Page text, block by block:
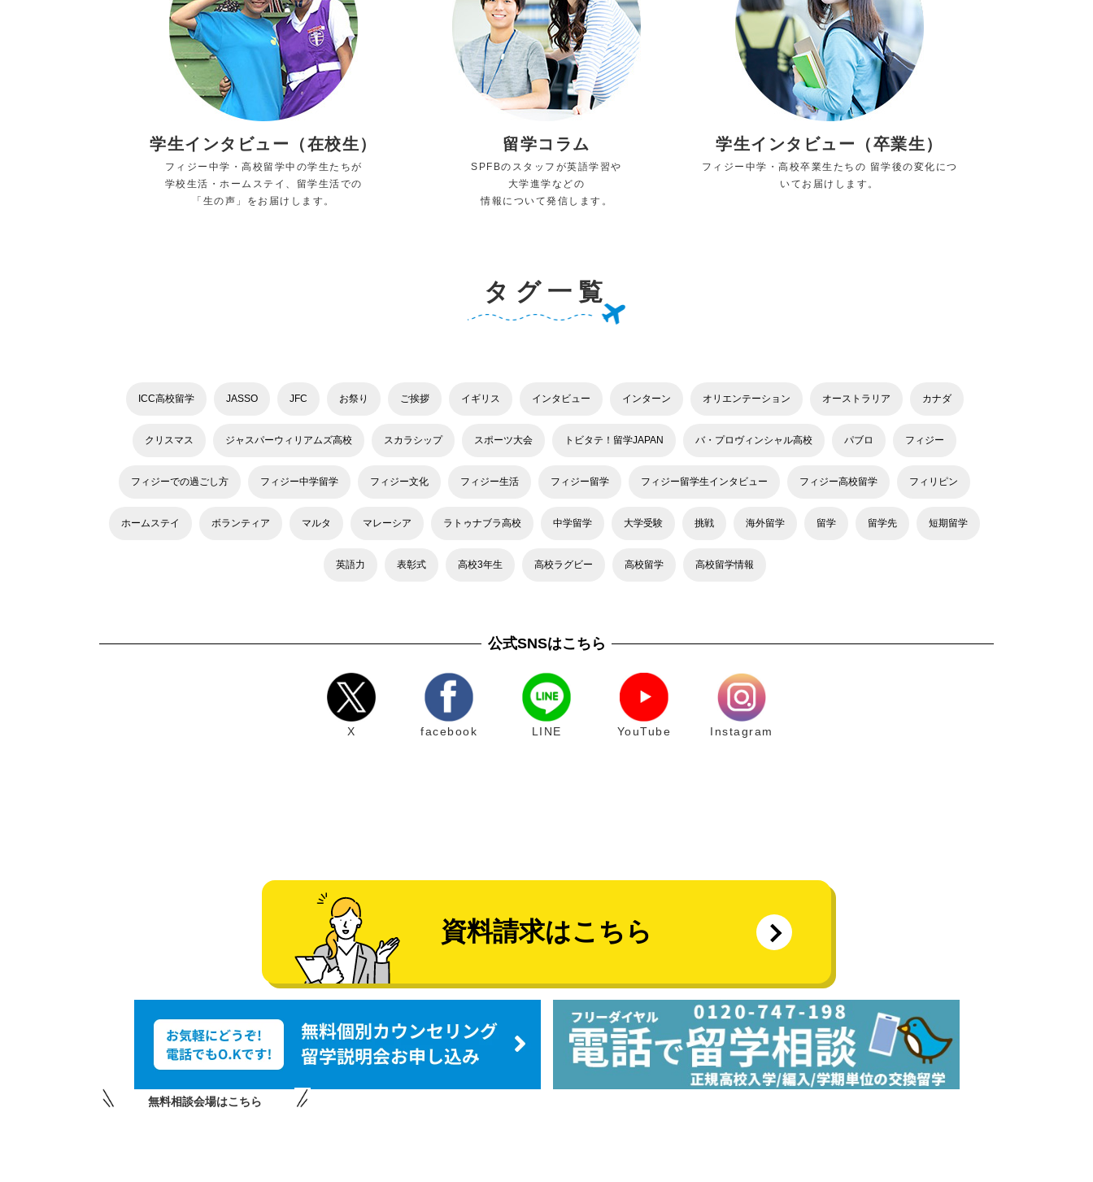
学生インタビュー（在校生）
フィジー中学・高校留学中の学生たちが
学校生活・ホームステイ、留学生活での
「生の声」をお届けします。
留学コラム
SPFBのスタッフが英語学習や
大学進学などの
情報について発信します。
学生インタビュー（卒業生）
フィジー中学・高校卒業生たちの 留学後の変化につ
いてお届けします。
タグ一覧
ICC高校留学 JASSO JFC お祭り ご挨拶 イギリス インタビュー インターン オリエンテーション オーストラリア カナダ
クリスマス ジャスパーウィリアムズ高校 スカラシップ スポーツ大会 トビタテ！留学JAPAN バ・プロヴィンシャル高校 パブロ フィジー
フィジーでの過ごし方 フィジー中学留学 フィジー文化 フィジー生活 フィジー留学 フィジー留学生インタビュー フィジー高校留学 フィリピン
ホームステイ ボランティア マルタ マレーシア ラトゥナブラ高校 中学留学 大学受験 挑戦 海外留学 留学 留学先 短期留学
英語力 表彰式 高校3年生 高校ラグビー 高校留学 高校留学情報
公式SNSはこちら
X facebook LINE YouTube Instagram
資料請求はこちら
無料相談会場はこちら